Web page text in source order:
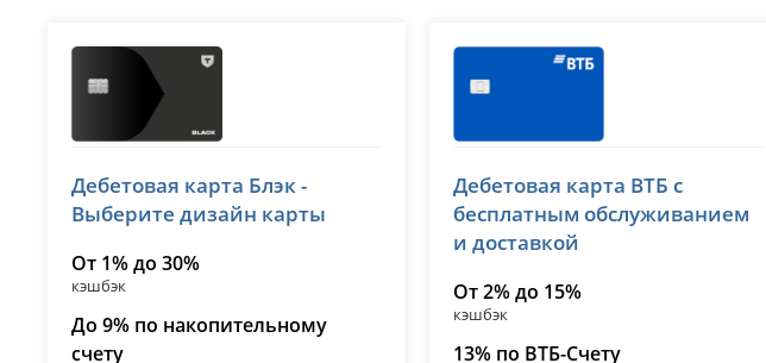
лицензия № 2673
Дебетовая карта Блэк -
Выберите дизайн карты
От 1% до 30%
кэшбэк
До 9% по накопительному
счету
лицензия № 1000
Дебетовая карта ВТБ с
бесплатным обслуживанием
и доставкой
От 2% до 15%
кэшбэк
13% по ВТБ-Счету